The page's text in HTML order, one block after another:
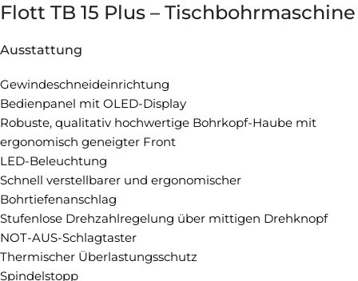
Flott TB 15 Plus – Tischbohrmaschine
Ausstattung
Gewindeschneideinrichtung
Bedienpanel mit OLED-Display
Robuste, qualitativ hochwertige Bohrkopf-Haube mit
ergonomisch geneigter Front
LED-Beleuchtung
Schnell verstellbarer und ergonomischer
Bohrtiefenanschlag
Stufenlose Drehzahlregelung über mittigen Drehknopf
NOT-AUS-Schlagtaster
Thermischer Überlastungsschutz
Spindelstopp